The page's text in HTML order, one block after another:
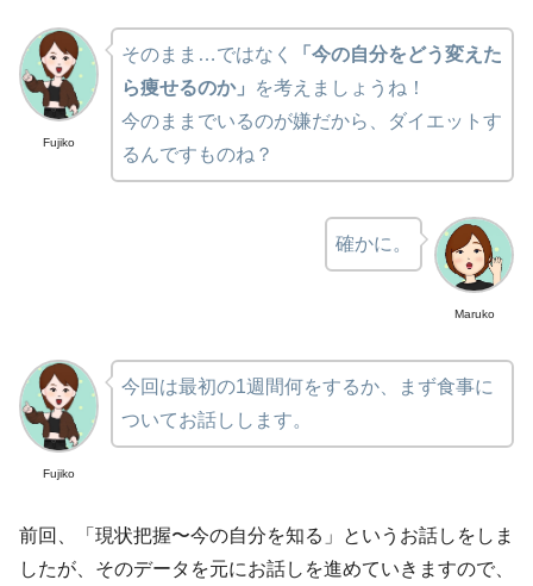
Fujiko
そのまま…ではなく
「今の自分をどう変えた
ら痩せるのか」
を考えましょうね！
今のままでいるのが嫌だから、ダイエットす
るんですものね？
Maruko
確かに。
Fujiko
今回は最初の1週間何をするか、まず食事に
ついてお話しします。
前回、「現状把握〜今の自分を知る」というお話しをしま
したが、そのデータを元にお話しを進めていきますので、